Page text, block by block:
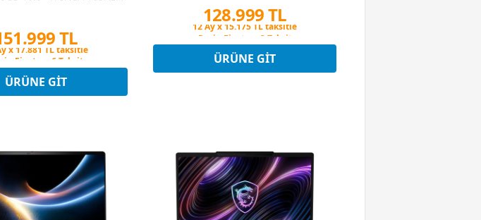
TL
Fiyatına 6 Taksit
Fiyatına 6 Taksit
ÜRÜNE GIT
128.999 TL
Peşin Fiyatına 3 Taksit
Peşin Fiyatına 3 Taksit
ÜRÜNE GIT